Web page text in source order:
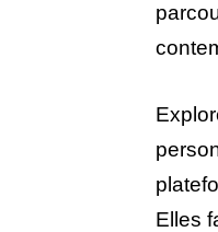
Elles